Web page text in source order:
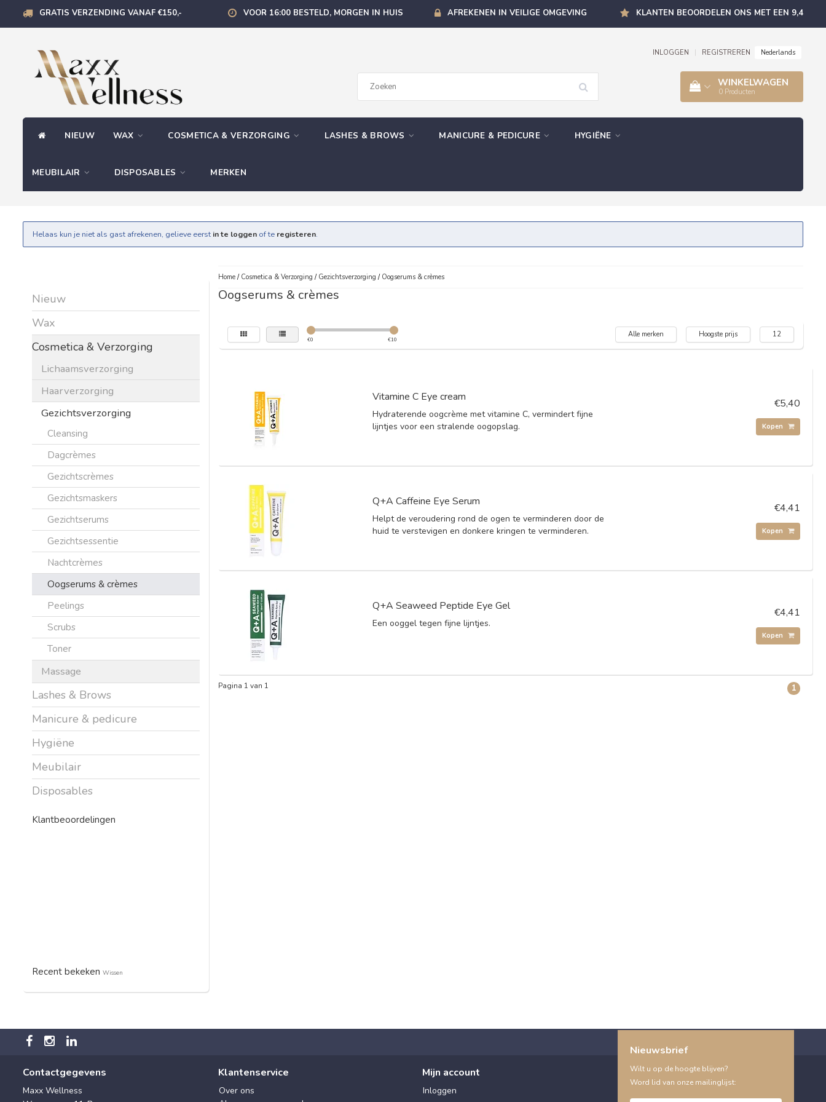
GRATIS VERZENDING VANAF €150,- VOOR 16:00 BESTELD, MORGEN IN HUIS AFREKENEN IN VEILIGE OMGEVING KLANTEN BEOORDELEN ONS MET EEN 9,4
INLOGGEN REGISTREREN Nederlands
WINKELWAGEN
0 Producten
NIEUW WAX COSMETICA & VERZORGING LASHES & BROWS MANICURE & PEDICURE HYGIËNE
MEUBILAIR DISPOSABLES MERKEN
Helaas kun je niet als gast afrekenen, gelieve eerst in te loggen of te registeren.
Nieuw
Wax
Cosmetica & Verzorging
Lichaamsverzorging
Haarverzorging
Gezichtsverzorging
Cleansing
Dagcrèmes
Gezichtscrèmes
Gezichtsmaskers
Gezichtserums
Gezichtsessentie
Nachtcrèmes
Oogserums & crèmes
Peelings
Scrubs
Toner
Massage
Lashes & Brows
Manicure & pedicure
Hygiëne
Meubilair
Disposables
Klantbeoordelingen
Recent bekeken Wissen
Home/ Cosmetica & Verzorging / Gezichtsverzorging / Oogserums & crèmes
Oogserums & crèmes
€0 €10
Alle merken Hoogste prijs 12
Vitamine C Eye cream
Hydraterende oogcrème met vitamine C, vermindert fijne
lijntjes voor een stralende oogopslag.
€5,40
Kopen
Q+A Caffeine Eye Serum
Helpt de veroudering rond de ogen te verminderen door de
huid te verstevigen en donkere kringen te verminderen.
€4,41
Kopen
Q+A Seaweed Peptide Eye Gel
Een ooggel tegen fijne lijntjes.
€4,41
Kopen
Pagina 1 van 1 1
Contactgegevens
Maxx Wellness
Klantenservice
Over ons
Mijn account
Inloggen
Nieuwsbrief
Wilt u op de hoogte blijven?
Word lid van onze mailinglijst: